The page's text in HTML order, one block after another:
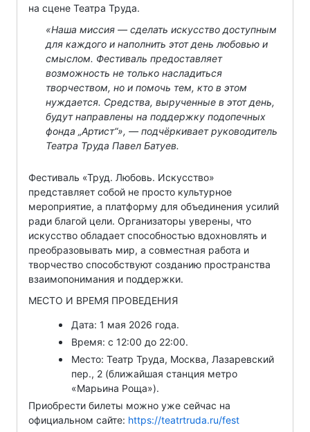
на сцене Театра Труда.
«Наша миссия — сделать искусство доступным
для каждого и наполнить этот день любовью и
смыслом. Фестиваль предоставляет
возможность не только насладиться
творчеством, но и помочь тем, кто в этом
нуждается. Средства, вырученные в этот день,
будут направлены на поддержку подопечных
фонда „Артист“», — подчёркивает руководитель
Театра Труда Павел Батуев.
Фестиваль «Труд. Любовь. Искусство»
представляет собой не просто культурное
мероприятие, а платформу для объединения усилий
ради благой цели. Организаторы уверены, что
искусство обладает способностью вдохновлять и
преобразовывать мир, а совместная работа и
творчество способствуют созданию пространства
взаимопонимания и поддержки.
МЕСТО И ВРЕМЯ ПРОВЕДЕНИЯ
Дата: 1 мая 2026 года.
Время: с 12:00 до 22:00.
Место: Театр Труда, Москва, Лазаревский
пер., 2 (ближайшая станция метро
«Марьина Роща»).
Приобрести билеты можно уже сейчас на
официальном сайте: https://teatrtruda.ru/fest